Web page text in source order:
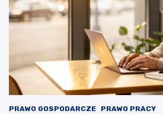
PRAWO GOSPODARCZE PRAWO PRACY